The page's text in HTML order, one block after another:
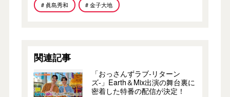
# 眞島秀和 # 金子大地
関連記事
「おっさんずラブ-リターン
ズ-」Earth＆Mix出演の舞台裏に
密着した特番の配信が決定！